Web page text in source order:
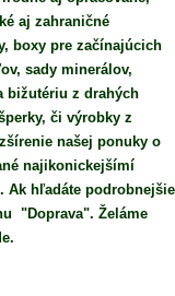
aj zahraničné
boxy pre začínajúcich
sady minerálov,
bižutériu z drahých
či výrobky z
našej ponuky o
najikonickejšímí
Ak hľadáte podrobnejšie
"Doprava". Želáme